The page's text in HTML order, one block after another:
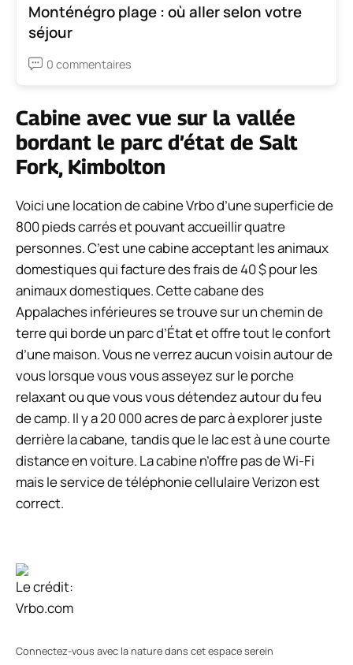
Monténégro plage : où aller selon votre
séjour
0 commentaires
Cabine avec vue sur la vallée
bordant le parc d’état de Salt
Fork, Kimbolton
Voici une location de cabine Vrbo d’une superficie de
800 pieds carrés et pouvant accueillir quatre
personnes. C’est une cabine acceptant les animaux
domestiques qui facture des frais de 40 $ pour les
animaux domestiques. Cette cabane des
Appalaches inférieures se trouve sur un chemin de
terre qui borde un parc d’État et offre tout le confort
d’une maison. Vous ne verrez aucun voisin autour de
vous lorsque vous vous asseyez sur le porche
relaxant ou que vous vous détendez autour du feu
de camp. Il y a 20 000 acres de parc à explorer juste
derrière la cabane, tandis que le lac est à une courte
distance en voiture. La cabine n’offre pas de Wi-Fi
mais le service de téléphonie cellulaire Verizon est
correct.
Le crédit:
Vrbo.com
Connectez-vous avec la nature dans cet espace serein